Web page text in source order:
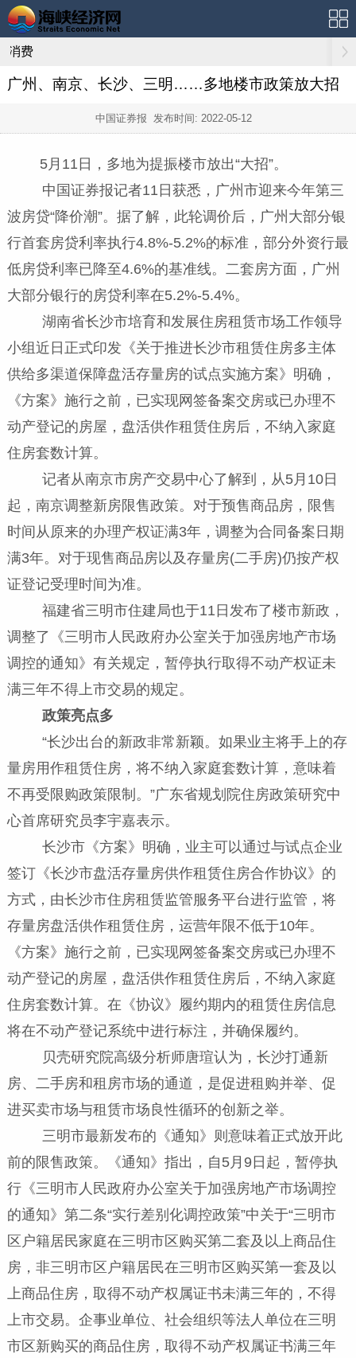
消费
广州、南京、长沙、三明……多地楼市政策放大招
中国证券报 发布时间: 2022-05-12
5月11日，多地为提振楼市放出“大招”。
中国证券报记者11日获悉，广州市迎来今年第三
波房贷“降价潮”。据了解，此轮调价后，广州大部分银
行首套房贷利率执行4.8%-5.2%的标准，部分外资行最
低房贷利率已降至4.6%的基准线。二套房方面，广州
大部分银行的房贷利率在5.2%-5.4%。
湖南省长沙市培育和发展住房租赁市场工作领导
小组近日正式印发《关于推进长沙市租赁住房多主体
供给多渠道保障盘活存量房的试点实施方案》明确，
《方案》施行之前，已实现网签备案交房或已办理不
动产登记的房屋，盘活供作租赁住房后，不纳入家庭
住房套数计算。
记者从南京市房产交易中心了解到，从5月10日
起，南京调整新房限售政策。对于预售商品房，限售
时间从原来的办理产权证满3年，调整为合同备案日期
满3年。对于现售商品房以及存量房(二手房)仍按产权
证登记受理时间为准。
福建省三明市住建局也于11日发布了楼市新政，
调整了《三明市人民政府办公室关于加强房地产市场
调控的通知》有关规定，暂停执行取得不动产权证未
满三年不得上市交易的规定。
政策亮点多
“长沙出台的新政非常新颖。如果业主将手上的存
量房用作租赁住房，将不纳入家庭套数计算，意味着
不再受限购政策限制。”广东省规划院住房政策研究中
心首席研究员李宇嘉表示。
长沙市《方案》明确，业主可以通过与试点企业
签订《长沙市盘活存量房供作租赁住房合作协议》的
方式，由长沙市住房租赁监管服务平台进行监管，将
存量房盘活供作租赁住房，运营年限不低于10年。
《方案》施行之前，已实现网签备案交房或已办理不
动产登记的房屋，盘活供作租赁住房后，不纳入家庭
住房套数计算。在《协议》履约期内的租赁住房信息
将在不动产登记系统中进行标注，并确保履约。
贝壳研究院高级分析师唐瑄认为，长沙打通新
房、二手房和租房市场的通道，是促进租购并举、促
进买卖市场与租赁市场良性循环的创新之举。
三明市最新发布的《通知》则意味着正式放开此
前的限售政策。《通知》指出，自5月9日起，暂停执
行《三明市人民政府办公室关于加强房地产市场调控
的通知》第二条“实行差别化调控政策”中关于“三明市
区户籍居民家庭在三明市区购买第二套及以上商品住
房，非三明市区户籍居民在三明市区购买第一套及以
上商品住房，取得不动产权属证书未满三年的，不得
上市交易。企事业单位、社会组织等法人单位在三明
市区新购买的商品住房，取得不动产权属证书满三年